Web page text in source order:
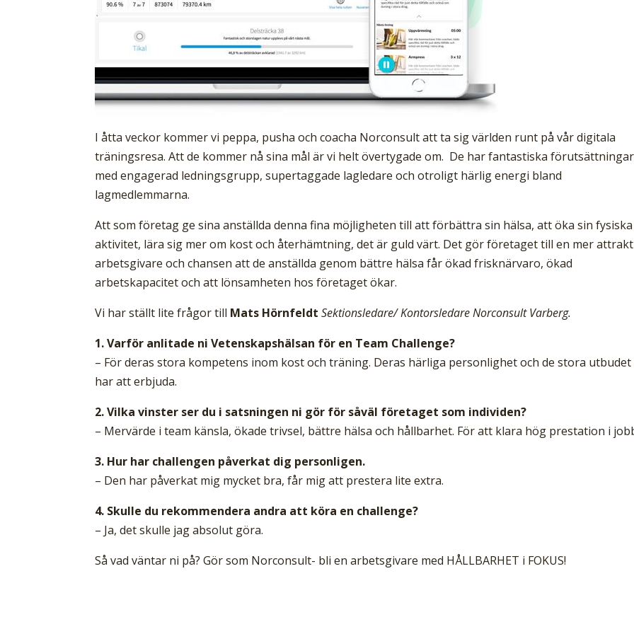
I åtta veckor kommer vi peppa, pusha och coacha Norconsult att ta sig världen runt på vår digitala
träningsresa. Att de kommer nå sina mål är vi helt övertygade om. De har fantastiska förutsättningar
med engagerad ledningsgrupp, supertaggade lagledare och otroligt härlig energi bland
lagmedlemmarna.
Att som företag ge sina anställda denna fina möjligheten till att förbättra sin hälsa, att öka sin fysiska
aktivitet, lära sig mer om kost och återhämtning, det är guld värt. Det gör företaget till en mer
arbetsgivare och chansen att de anställda genom bättre hälsa får ökad frisknärvaro, ökad
arbetskapacitet och att lönsamheten hos företaget ökar.
Vi har ställt lite frågor till Mats HörnfeldtSektionsledare/ Kontorsledare Norconsult Varberg.
1. Varför anlitade ni Vetenskapshälsan för en Team Challenge?
– För deras stora kompetens inom kost och träning. Deras härliga personlighet och de stora utbudet
har att erbjuda.
2. Vilka vinster ser du i satsningen ni gör för såväl företaget som individen?
– Mervärde i team känsla, ökade trivsel, bättre hälsa och hållbarhet. För att klara hög prestation i
3. Hur har challengen påverkat dig personligen.
– Den har påverkat mig mycket bra, får mig att prestera lite extra.
4. Skulle du rekommendera andra att köra en challenge?
– Ja, det skulle jag absolut göra.
Så vad väntar ni på? Gör som Norconsult- bli en arbetsgivare med HÅLLBARHET i FOKUS!